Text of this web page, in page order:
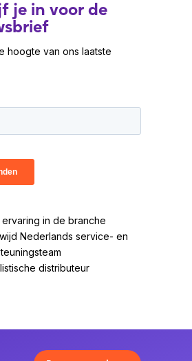
je in voor de
hoogte van ons laatste
ervaring in de branche
Nederlands service- en
distributeur